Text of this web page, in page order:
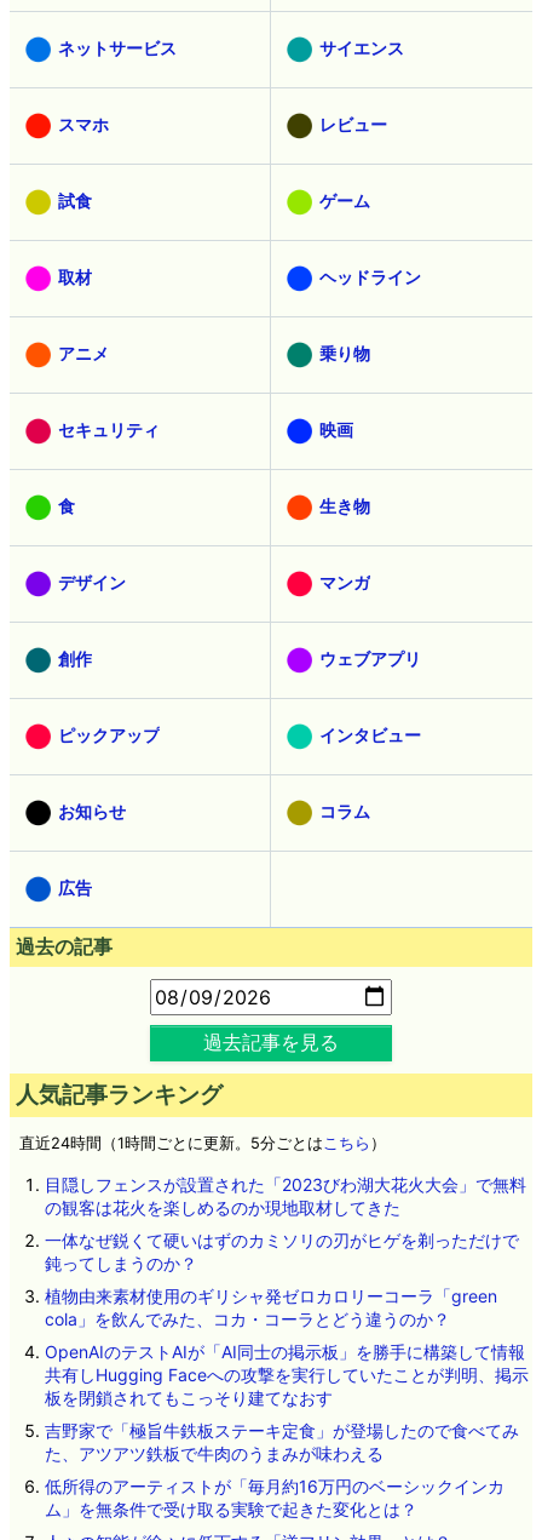
ネットサービス サイエンス
スマホ レビュー
試食 ゲーム
取材 ヘッドライン
アニメ 乗り物
セキュリティ 映画
食 生き物
デザイン マンガ
創作 ウェブアプリ
ピックアップ インタビュー
お知らせ コラム
広告
過去の記事
過去記事を見る
人気記事ランキング
直近24時間（1時間ごとに更新。5分ごとは こちら ）
目隠しフェンスが設置された「2023びわ湖大花火大会」で無料
の観客は花火を楽しめるのか現地取材してきた
一体なぜ鋭くて硬いはずのカミソリの刃がヒゲを剃っただけで
鈍ってしまうのか？
植物由来素材使用のギリシャ発ゼロカロリーコーラ「green
cola」を飲んでみた、コカ・コーラとどう違うのか？
OpenAIのテストAIが「AI同士の掲示板」を勝手に構築して情報
共有しHugging Faceへの攻撃を実行していたことが判明、掲示
板を閉鎖されてもこっそり建てなおす
吉野家で「極旨牛鉄板ステーキ定食」が登場したので食べてみ
た、アツアツ鉄板で牛肉のうまみが味わえる
低所得のアーティストが「毎月約16万円のベーシックインカ
ム」を無条件で受け取る実験で起きた変化とは？